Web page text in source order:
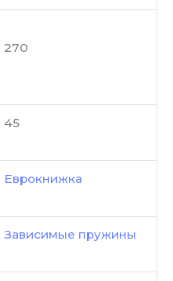
270
45
Еврокнижка
Зависимые пружины